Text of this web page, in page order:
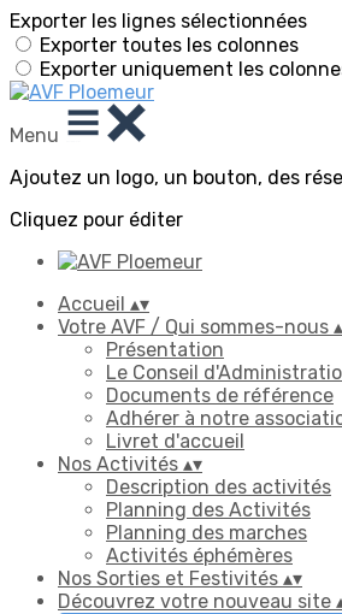
Exporter les lignes sélectionnées
Exporter toutes les colonnes
Exporter uniquement les
Menu
Ajoutez un logo, un bouton, des
Cliquez pour éditer
Accueil ▴▾
Votre AVF / Qui sommes-nous ▴
Présentation
Le Conseil
Documents de référence
Adhérer à notre
Livret d'accueil
Nos Activités ▴▾
Description des activités
Planning des Activités
Planning des marches
Activités éphémères
Nos Sorties et Festivités ▴▾
Découvrez votre nouveau site